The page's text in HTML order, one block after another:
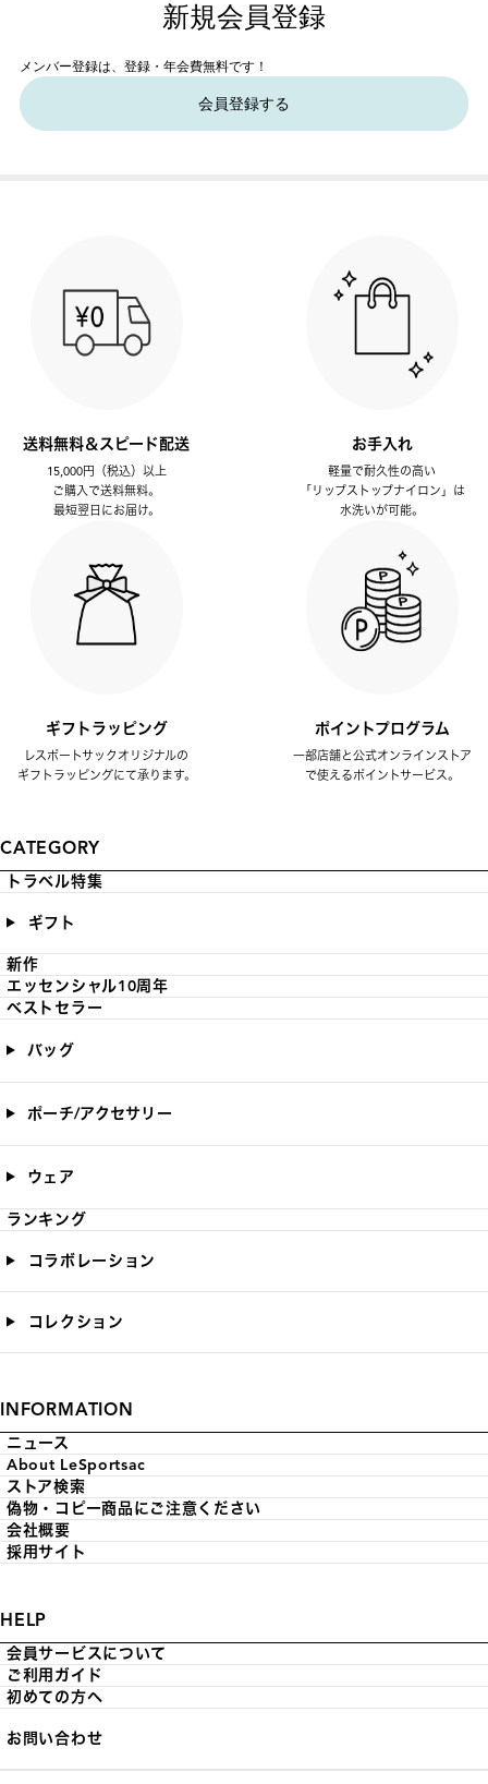
新規会員登録
メンバー登録は、登録・年会費無料です！
会員登録する
送料無料＆スピード配送
15,000円（税込）以上
ご購入で送料無料。
最短翌日にお届け。
お手入れ
軽量で耐久性の高い
「リップストップナイロン」は
水洗いが可能。
ギフトラッピング
レスポートサックオリジナルの
ギフトラッピングにて承ります。
ポイントプログラム
一部店舗と公式オンラインストア
で使えるポイントサービス。
CATEGORY
トラベル特集
ギフト
新作
エッセンシャル10周年
ベストセラー
バッグ
ポーチ/アクセサリー
ウェア
ランキング
コラボレーション
コレクション
INFORMATION
ニュース
About LeSportsac
ストア検索
偽物・コピー商品にご注意ください
会社概要
採用サイト
HELP
会員サービスについて
ご利用ガイド
初めての方へ
お問い合わせ